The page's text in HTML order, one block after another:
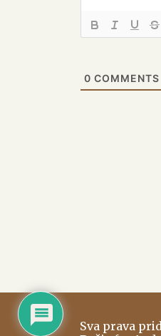
0 COMMENTS
Sva prava